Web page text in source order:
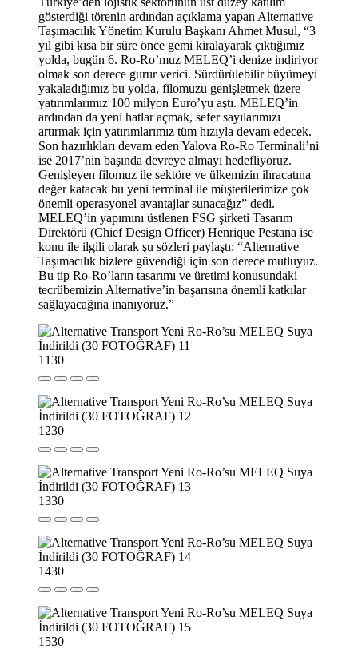
gösterdiği törenin ardından açıklama yapan Alternative
Taşımacılık Yönetim Kurulu Başkanı Ahmet Musul, “3
yıl gibi kısa bir süre önce gemi kiralayarak çıktığımız
yolda, bugün 6. Ro-Ro’muz MELEQ’i denize indiriyor
olmak son derece gurur verici. Sürdürülebilir büyümeyi
yakaladığımız bu yolda, filomuzu genişletmek üzere
yatırımlarımız 100 milyon Euro’yu aştı. MELEQ’in
ardından da yeni hatlar açmak, sefer sayılarımızı
artırmak için yatırımlarımız tüm hızıyla devam edecek.
Son hazırlıkları devam eden Yalova Ro-Ro Terminali’ni
ise 2017’nin başında devreye almayı hedefliyoruz.
Genişleyen filomuz ile sektöre ve ülkemizin ihracatına
değer katacak bu yeni terminal ile müşterilerimize çok
önemli operasyonel avantajlar sunacağız” dedi.
MELEQ’in yapımını üstlenen FSG şirketi Tasarım
Direktörü (Chief Design Officer) Henrique Pestana ise
konu ile ilgili olarak şu sözleri paylaştı: “Alternative
Taşımacılık bizlere güvendiği için son derece mutluyuz.
Bu tip Ro-Ro’ların tasarımı ve üretimi konusundaki
tecrübemizin Alternative’in başarısına önemli katkılar
sağlayacağına inanıyoruz.”
1130
1230
1330
1430
1530